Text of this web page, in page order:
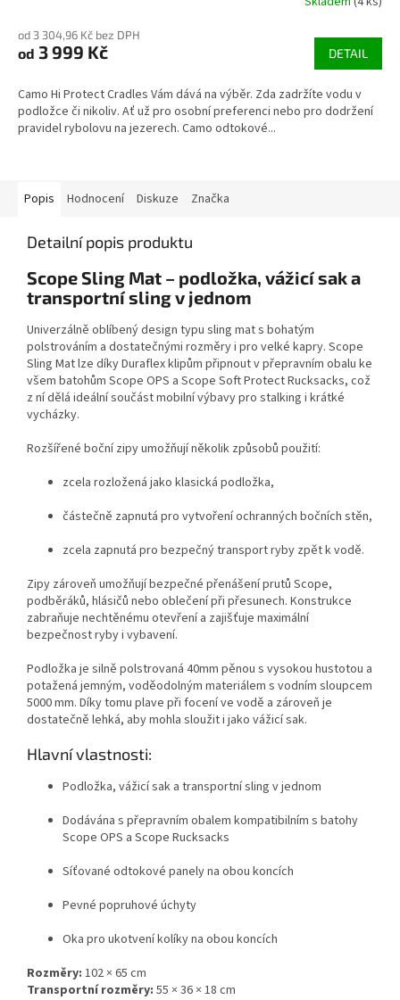
od 3 304,96 Kč bez DPH
od 3 999 Kč DETAIL
Camo Hi Protect Cradles Vám dává na výběr. Zda zadržíte vodu v
podložce či nikoliv. Ať už pro osobní preferenci nebo pro dodržení
pravidel rybolovu na jezerech. Camo odtokové...
Popis Hodnocení Diskuze Značka
Detailní popis produktu
Scope Sling Mat – podložka, vážicí sak a
transportní sling v jednom
Univerzálně oblíbený design typu sling mat s bohatým
polstrováním a dostatečnými rozměry i pro velké kapry. Scope
Sling Mat lze díky Duraflex klipům připnout v přepravním obalu ke
všem batohům Scope OPS a Scope Soft Protect Rucksacks, což
z ní dělá ideální součást mobilní výbavy pro stalking i krátké
vycházky.
Rozšířené boční zipy umožňují několik způsobů použití:
zcela rozložená jako klasická podložka,
částečně zapnutá pro vytvoření ochranných bočních stěn,
zcela zapnutá pro bezpečný transport ryby zpět k vodě.
Zipy zároveň umožňují bezpečné přenášení prutů Scope,
podběráků, hlásičů nebo oblečení při přesunech. Konstrukce
zabraňuje nechtěnému otevření a zajišťuje maximální
bezpečnost ryby i vybavení.
Podložka je silně polstrovaná 40mm pěnou s vysokou hustotou a
potažená jemným, voděodolným materiálem s vodním sloupcem
5000 mm. Díky tomu plave při focení ve vodě a zároveň je
dostatečně lehká, aby mohla sloužit i jako vážicí sak.
Hlavní vlastnosti:
Podložka, vážicí sak a transportní sling v jednom
Dodávána s přepravním obalem kompatibilním s batohy
Scope OPS a Scope Rucksacks
Síťované odtokové panely na obou koncích
Pevné popruhové úchyty
Oka pro ukotvení kolíky na obou koncích
Rozměry: 102 × 65 cm
Transportní rozměry: 55 × 36 × 18 cm